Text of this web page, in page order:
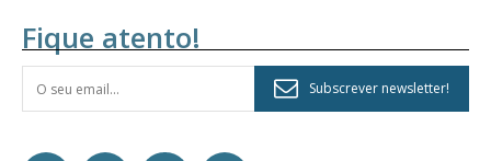
Fique atento!
Subscrever newsletter!